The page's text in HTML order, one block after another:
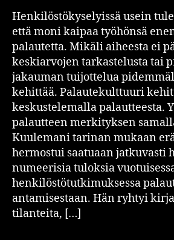
Henkilöstökyselyissä usein
että moni kaipaa työhönsä
palautetta. Mikäli aiheesta ei
keskiarvojen tarkastelusta tai
jakauman tuijottelua
kehittää. Palautekulttuuri
keskustelemalla palautteesta.
palautteen merkityksen
Kuulemani tarinan mukaan
hermostui saatuaan jatkuvasti
numeerisia tuloksia
henkilöstötutkimuksessa
antamisestaan. Hän ryhtyi
tilanteita, […]